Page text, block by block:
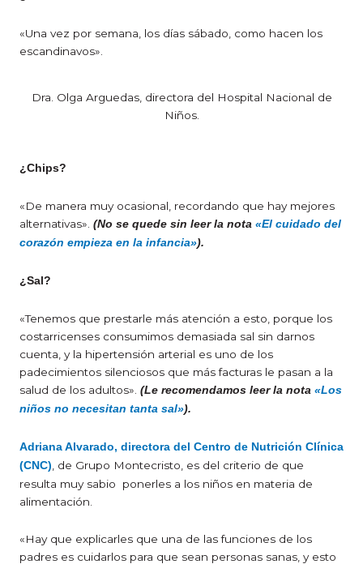
«Una vez por semana, los días sábado, como hacen los
escandinavos».
Dra. Olga Arguedas, directora del Hospital Nacional de
Niños.
¿Chips?
«De manera muy ocasional, recordando que hay mejores
alternativas». (No se quede sin leer la nota «El cuidado del
corazón empieza en la infancia»).
¿Sal?
«Tenemos que prestarle más atención a esto, porque los
costarricenses consumimos demasiada sal sin darnos
cuenta, y la hipertensión arterial es uno de los
padecimientos silenciosos que más facturas le pasan a la
salud de los adultos». (Le recomendamos leer la nota «Los
niños no necesitan tanta sal»).
Adriana Alvarado, directora del Centro de Nutrición Clínica
(CNC) , de Grupo Montecristo, es del criterio de que
resulta muy sabio ponerles a los niños en materia de
alimentación.
«Hay que explicarles que una de las funciones de los
padres es cuidarlos para que sean personas sanas, y esto